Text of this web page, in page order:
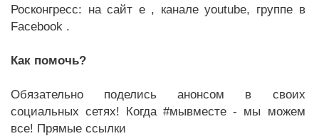
Росконгресс: на сайт е , канале youtube, группе в
Facebook .
Как помочь?
Обязательно поделись анонсом в своих
социальных сетях! Когда #мывместе - мы можем
все! Прямые ссылки